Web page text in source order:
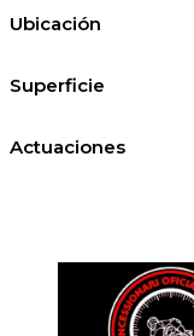
Ubicación
Superficie
Actuaciones